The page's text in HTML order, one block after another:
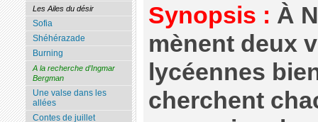
Synopsis : À
mènent deux
lycéennes
cherchent
Les Ailes du désir
Sofia
Shéhérazade
Burning
A la recherche d’Ingmar
Bergman
Une valse dans les
allées
Contes de juillet